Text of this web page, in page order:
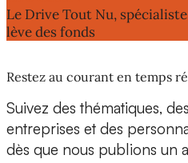
Le Drive Tout Nu,
lève des fonds
Restez au courant en temps
Suivez des thématiques,
entreprises et des
dès que nous publions un